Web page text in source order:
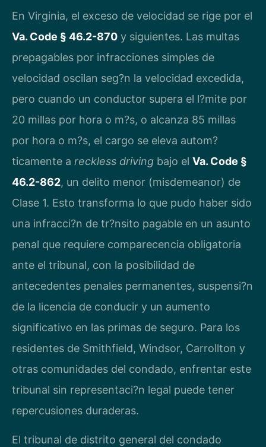
En Virginia, el exceso de velocidad se rige por el
Va. Code § 46.2-870 y siguientes. Las multas
prepagables por infracciones simples de
velocidad oscilan seg?n la velocidad excedida,
pero cuando un conductor supera el l?mite por
20 millas por hora o m?s, o alcanza 85 millas
por hora o m?s, el cargo se eleva autom?
ticamente a reckless driving bajo el Va. Code §
46.2-862, un delito menor (misdemeanor) de
Clase 1. Esto transforma lo que pudo haber sido
una infracci?n de tr?nsito pagable en un asunto
penal que requiere comparecencia obligatoria
ante el tribunal, con la posibilidad de
antecedentes penales permanentes, suspensi?n
de la licencia de conducir y un aumento
significativo en las primas de seguro. Para los
residentes de Smithfield, Windsor, Carrollton y
otras comunidades del condado, enfrentar este
tribunal sin representaci?n legal puede tener
repercusiones duraderas.
El tribunal de distrito general del condado